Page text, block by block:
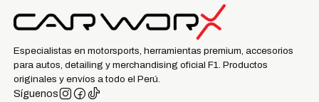
Especialistas en motorsports, herramientas premium, accesorios
para autos, detailing y merchandising oficial F1. Productos
originales y envíos a todo el Perú.
Síguenos